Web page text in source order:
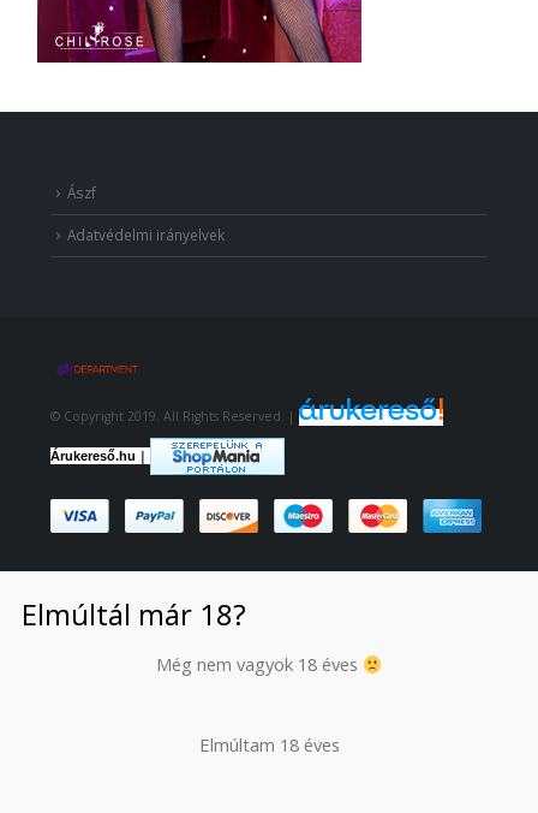
Ászf
Adatvédelmi irányelvek
© Copyright 2019. All Rights Reserved. |
Árukereső.hu |
Elmúltál már 18?
Még nem vagyok 18 éves
Elmúltam 18 éves